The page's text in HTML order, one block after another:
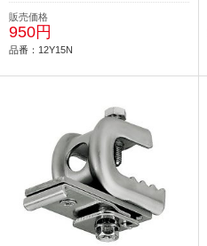
販売価格
950円
品番：12Y15N